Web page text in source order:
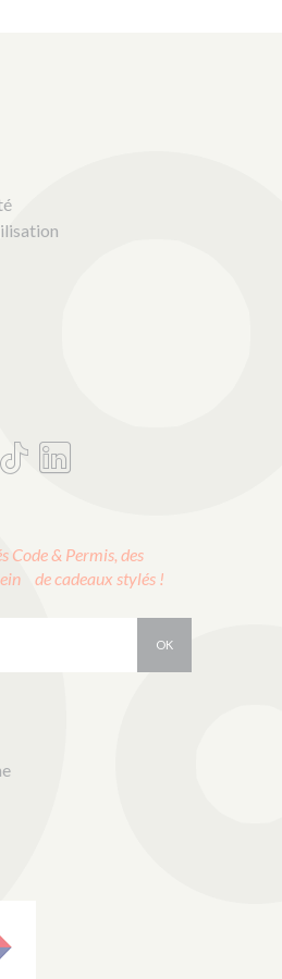
Code & Permis, des
de cadeaux stylés !
OK